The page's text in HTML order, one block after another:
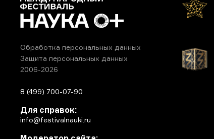
Обработка персональных данных
Защита персональных данных
2006-2026
8 (499) 700-07-90
Для справок:
info@festivalnauki.ru